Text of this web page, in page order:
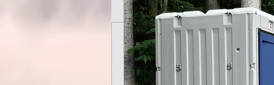
リヤカー
たかはら花畑キャ
2022年6月29日
読了時間: 0分